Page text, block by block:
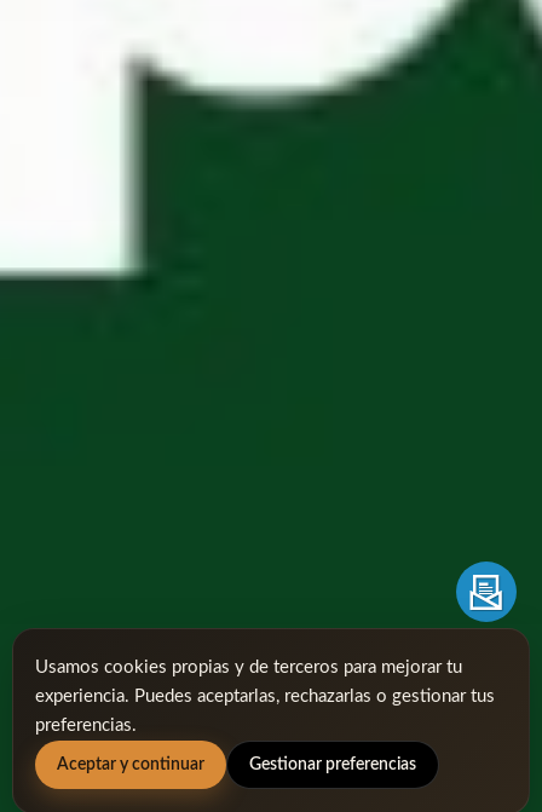
Usamos cookies propias y de terceros para mejorar tu
experiencia. Puedes aceptarlas, rechazarlas o gestionar tus
preferencias.
Aceptar y continuar Gestionar preferencias